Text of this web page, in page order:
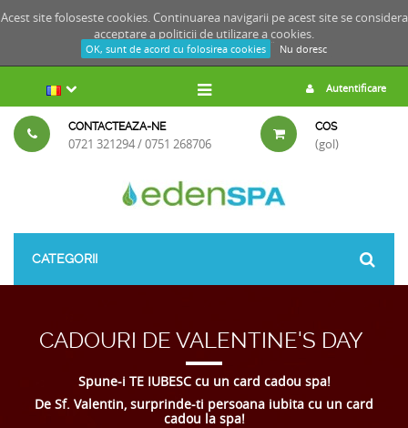
Acest site foloseste cookies. Continuarea navigarii pe acest site se considera
acceptare a politicii de utilizare a cookies.
OK, sunt de acord cu folosirea cookies Nu doresc
Autentificare
CONTACTEAZA-NE
0721 321294 / 0751 268706
COS
(gol)
CATEGORII
CADOURI DE VALENTINE'S DAY
Spune-i TE IUBESC cu un card cadou spa!
De Sf. Valentin, surprinde-ti persoana iubita cu un card
cadou la spa!